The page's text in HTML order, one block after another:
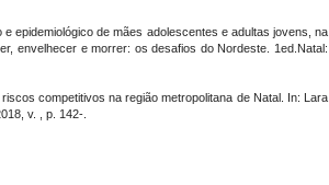
epidemiológico de mães adolescentes e adultas jovens, na
envelhecer e morrer: os desafios do Nordeste. 1ed.Natal:
competitivos na região metropolitana de Natal. In: Lara
v. , p. 142-.